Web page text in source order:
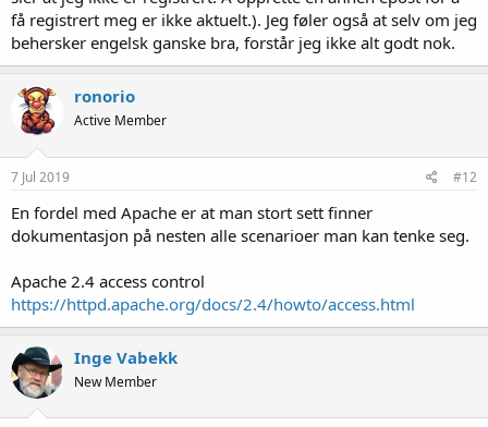
få registrert meg er ikke aktuelt.). Jeg føler også at selv om jeg
behersker engelsk ganske bra, forstår jeg ikke alt godt nok.
ronorio
Active Member
7 Jul 2019 #12
En fordel med Apache er at man stort sett finner
dokumentasjon på nesten alle scenarioer man kan tenke seg.
Apache 2.4 access control
https://httpd.apache.org/docs/2.4/howto/access.html
Inge Vabekk
New Member